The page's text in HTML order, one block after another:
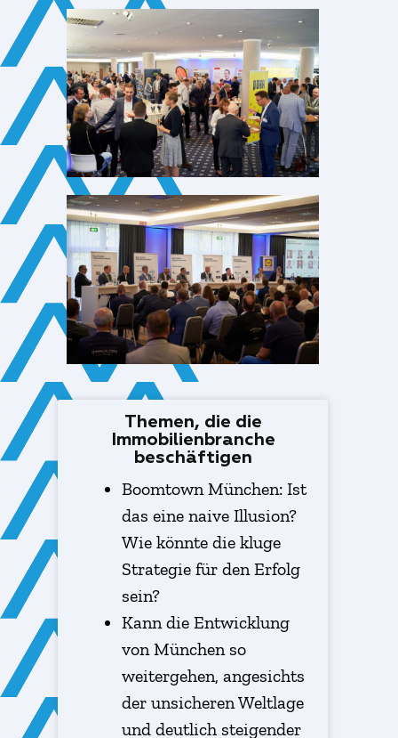
Themen, die die
Immobilienbranche
beschäftigen
Boomtown München: Ist
das eine naive Illusion?
Wie könnte die kluge
Strategie für den Erfolg
sein?
Kann die Entwicklung
von München so
weitergehen, angesichts
der unsicheren Weltlage
und deutlich steigender